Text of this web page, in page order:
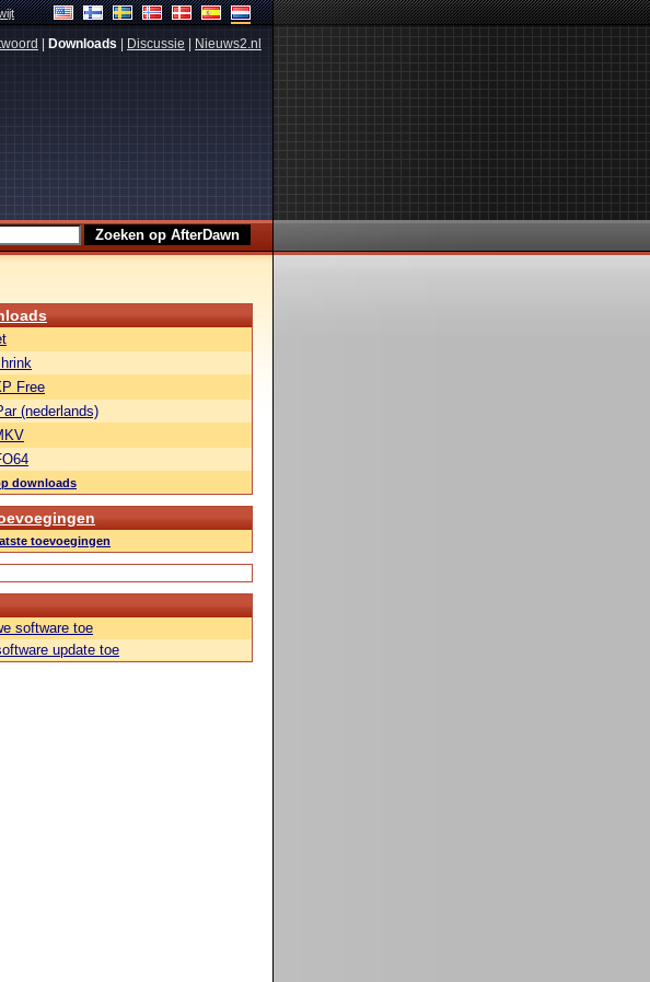
Downloads Discussie Nieuws2.nl
Free
(nederlands)
downloads
toevoegingen
software toe
update toe